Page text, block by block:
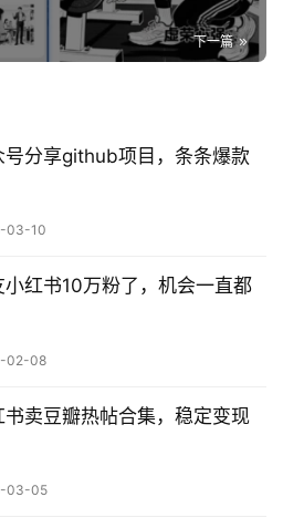
下一篇
号分享github项目，条条爆款
03-10
小红书10万粉了，机会一直都
02-08
书卖豆瓣热帖合集，稳定变现
03-05